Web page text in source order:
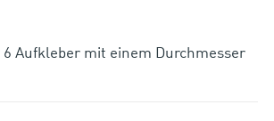
6 Aufkleber mit einem Durchmesser